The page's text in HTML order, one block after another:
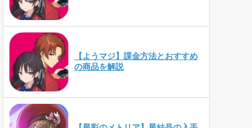
【ようマジ】課金方法とおすすめ
の商品を解説